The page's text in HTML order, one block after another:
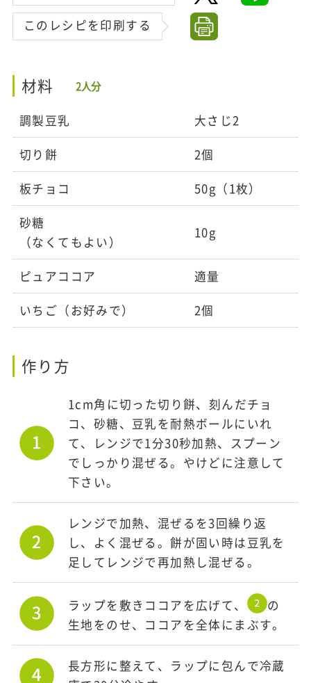
このレシピを印刷する
材料 2人分
調製豆乳 大さじ2
切り餅 2個
板チョコ 50g（1枚）
砂糖
（なくてもよい）
10g
ピュアココア 適量
いちご（お好みで） 2個
作り方
1cm角に切った切り餅、刻んだチョ
コ、砂糖、豆乳を耐熱ボールにいれ
て、レンジで1分30秒加熱、スプーン
でしっかり混ぜる。やけどに注意して
下さい。
レンジで加熱、混ぜるを3回繰り返
し、よく混ぜる。餅が固い時は豆乳を
足してレンジで再加熱し混ぜる。
ラップを敷きココアを広げて、
の
生地をのせ、ココアを全体にまぶす。
長方形に整えて、ラップに包んで冷蔵